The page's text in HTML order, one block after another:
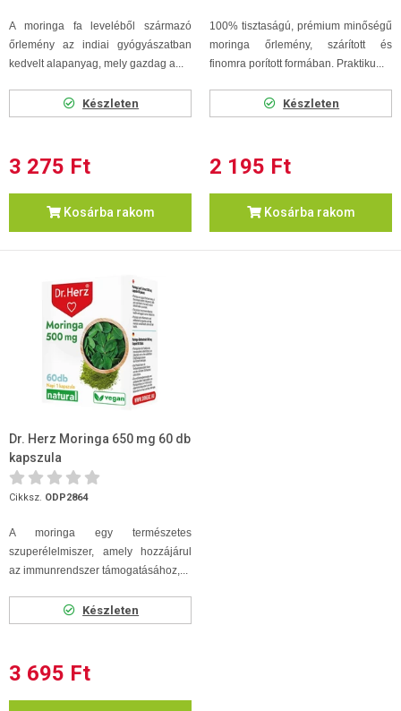
A moringa fa leveléből származó
őrlemény az indiai gyógyászatban
kedvelt alapanyag, mely gazdag a...
Készleten
3 275 Ft
Kosárba rakom
100% tisztaságú, prémium minőségű
moringa őrlemény, szárított és
finomra porított formában. Praktiku...
Készleten
2 195 Ft
Kosárba rakom
Dr. Herz Moringa 650 mg 60 db
kapszula
Cikksz. ODP2864
A moringa egy természetes
szuperélelmiszer, amely hozzájárul
az immunrendszer támogatásához,...
Készleten
3 695 Ft